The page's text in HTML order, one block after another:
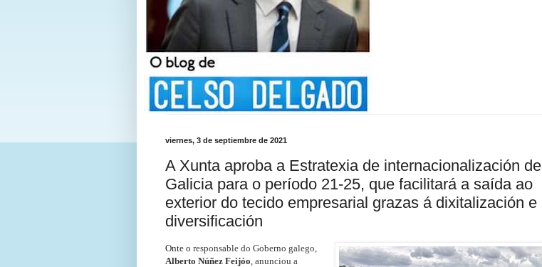
viernes, 3 de septiembre de 2021
A Xunta aproba a Estratexia de internacionalización de
Galicia para o período 21-25, que facilitará a saída ao
exterior do tecido empresarial grazas á dixitalización e
diversificación
Onte o responsable do Goberno galego,
Alberto Núñez Feijóo , anunciou a